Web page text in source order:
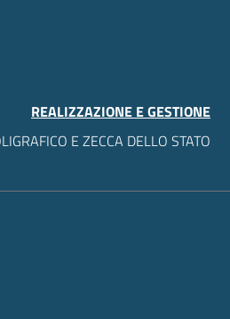
REALIZZAZIONE E GESTIONE
E ZECCA DELLO STATO